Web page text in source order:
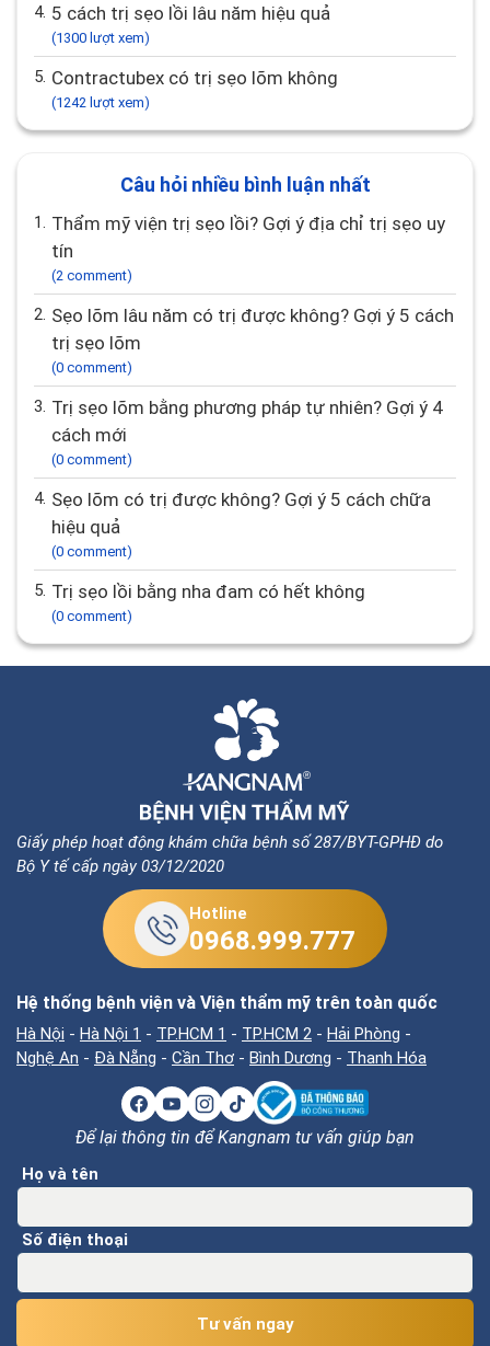
4. 5 cách trị sẹo lồi lâu năm hiệu quả
(1300 lượt xem)
5. Contractubex có trị sẹo lõm không
(1242 lượt xem)
Câu hỏi nhiều bình luận nhất
1. Thẩm mỹ viện trị sẹo lồi? Gợi ý địa chỉ trị sẹo uy
tín
(2 comment)
2. Sẹo lõm lâu năm có trị được không? Gợi ý 5 cách
trị sẹo lõm
(0 comment)
3. Trị sẹo lõm bằng phương pháp tự nhiên? Gợi ý 4
cách mới
(0 comment)
4. Sẹo lõm có trị được không? Gợi ý 5 cách chữa
hiệu quả
(0 comment)
5. Trị sẹo lồi bằng nha đam có hết không
(0 comment)
Giấy phép hoạt động khám chữa bệnh số 287/BYT-GPHĐ do
Bộ Y tế cấp ngày 03/12/2020
Hotline
0968.999.777
Hệ thống bệnh viện và Viện thẩm mỹ trên toàn quốc
Hà Nội - Hà Nội 1 - TP.HCM 1 - TP.HCM 2 - Hải Phòng -
Nghệ An - Đà Nẵng - Cần Thơ - Bình Dương - Thanh Hóa
Để lại thông tin để Kangnam tư vấn giúp bạn
Họ và tên
Số điện thoại